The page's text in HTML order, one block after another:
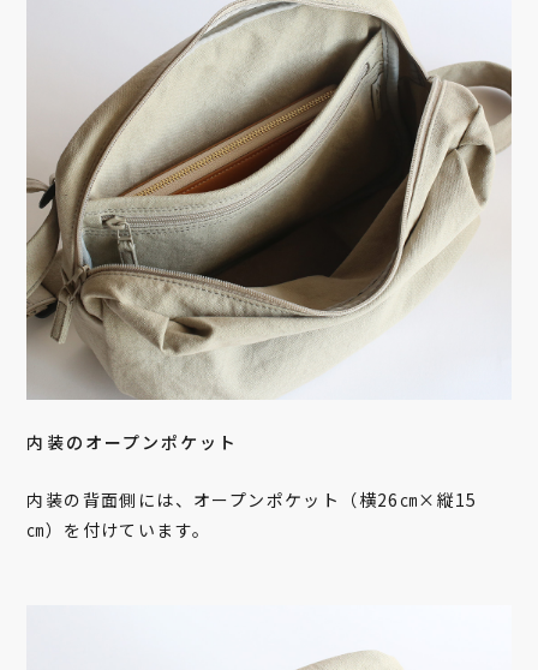
内装のオープンポケット
内装の背面側には、オープンポケット（横26㎝×縦15
㎝）を付けています。